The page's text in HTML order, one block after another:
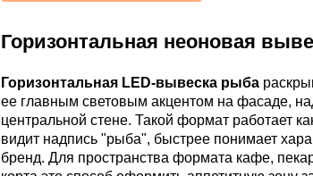
Горизонтальная неоновая
Горизонтальная LED-вывеска рыба
ее главным световым акцентом на фасаде,
центральной стене. Такой формат работает
видит надпись "рыба", быстрее понимает
бренд. Для пространства формата кафе,